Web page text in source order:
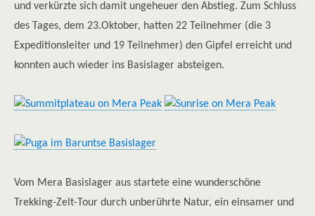
und verkürzte sich damit ungeheuer den Abstieg. Zum Schluss
des Tages, dem 23.Oktober, hatten 22 Teilnehmer (die 3
Expeditionsleiter und 19 Teilnehmer) den Gipfel erreicht und
konnten auch wieder ins Basislager absteigen.
Vom Mera Basislager aus startete eine wunderschöne
Trekking-Zelt-Tour durch unberührte Natur, ein einsamer und